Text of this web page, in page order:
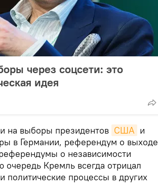
через соцсети: это
идея
на выборы президентов США и
в Германии, референдум о выходе
о независимости
очередь Кремль всегда отрицал
политические процессы в других